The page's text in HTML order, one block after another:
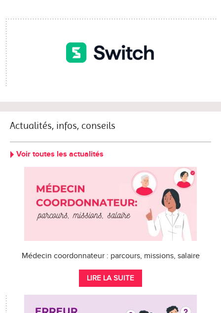
Actualités, infos, conseils
Voir toutes les actualités
Médecin coordonnateur : parcours, missions, salaire
LIRE LA SUITE